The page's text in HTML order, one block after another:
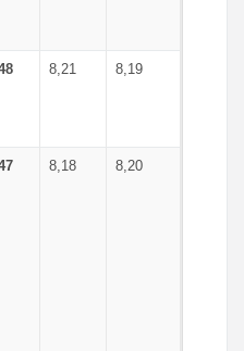
8,21 8,19
8,18 8,20